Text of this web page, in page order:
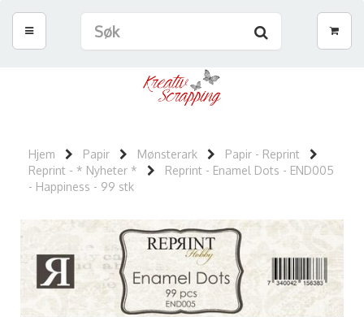
Hjem Papir Mønsterark
Papir - Reprint
Reprint - * Nyheter *
Reprint - Enamel Dots - END005
- Happiness - 99 stk